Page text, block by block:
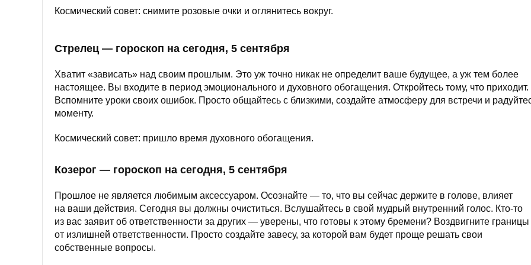
Космический совет: снимите розовые очки и оглянитесь вокруг.
Стрелец — гороскоп на сегодня, 5 сентября
Хватит «зависать» над своим прошлым. Это уж точно никак не определит ваше будущее, а уж тем более
настоящее. Вы входите в период эмоционального и духовного обогащения. Откройтесь тому, что приходит.
Вспомните уроки своих ошибок. Просто общайтесь с близкими, создайте атмосферу для встречи и
моменту.
Космический совет: пришло время духовного обогащения.
Козерог — гороскоп на сегодня, 5 сентября
Прошлое не является любимым аксессуаром. Осознайте — то, что вы сейчас держите в голове, влияет
на ваши действия. Сегодня вы должны очиститься. Вслушайтесь в свой мудрый внутренний голос. Кто-то
из вас заявит об ответственности за других — уверены, что готовы к этому бремени? Воздвигните границы
от излишней ответственности. Просто создайте завесу, за которой вам будет проще решать свои
собственные вопросы.